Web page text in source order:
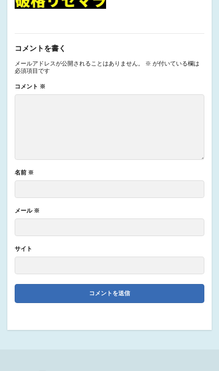
コメントを書く
メールアドレスが公開されることはありません。 ※ が付いている欄は
必須項目です
コメント ※
名前 ※
メール ※
サイト